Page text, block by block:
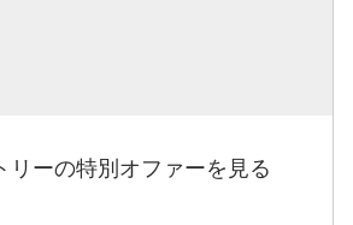
リーの特別オファーを見る